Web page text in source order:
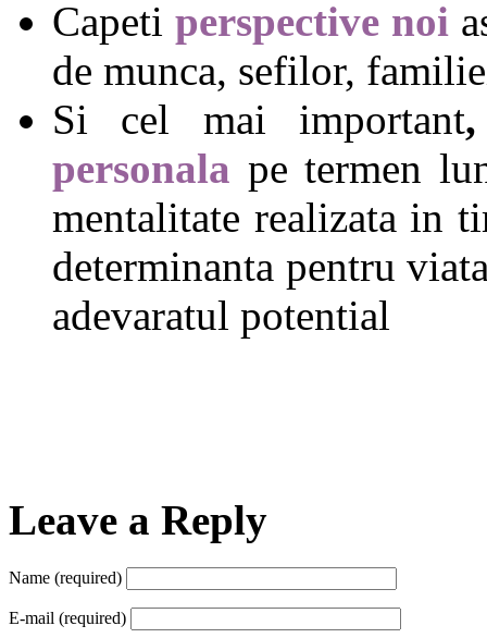
Capeti perspective noi
de munca, sefilor,
Si cel mai important
personala pe termen
mentalitate realizata in
determinanta pentru
adevaratul potential
Leave a Reply
Name (required)
E-mail (required)